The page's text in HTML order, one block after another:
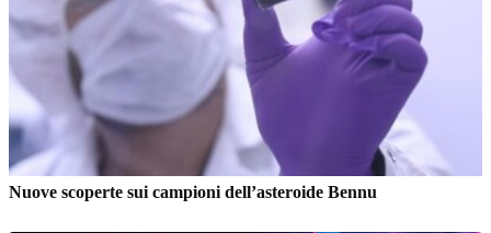
Nuove scoperte sui campioni dell’asteroide Bennu